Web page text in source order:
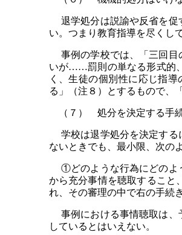
退学処分は説諭や反省を促
い。つまり教育指導を尽くし
事例の学校では、「三回目
いが……罰則の単なる形式的
く、生徒の個別性に応じ指
る」（注８）とするもので、
（７） 処分を決定する手
学校は退学処分を決定する
ないときでも、最小限、次の
①どのような行為にどのよ
から充分事情を聴取するこ
れ、その審理の中で右の手続
事例における事情聴取は、
しているとはいえない。